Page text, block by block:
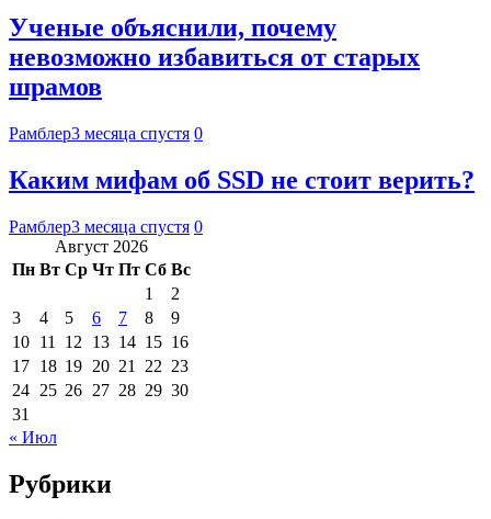
Ученые объяснили, почему
невозможно избавиться от старых
шрамов
Рамблер3 месяца спустя 0
Каким мифам об SSD не стоит верить?
Рамблер3 месяца спустя 0
Август 2026
Пн Вт Ср Чт Пт Сб Вс
1
2
3
4 5 6 7 8
9
10 11 12 13 14 15 16
17 18 19 20 21 22 23
24 25 26 27 28 29 30
31
« Июл
Рубрики